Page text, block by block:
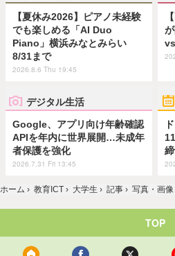
【夏休み2026】ピアノ未経験
でも楽しめる「AI Duo
Piano」横浜みなとみらい
8/31まで
2026.8.6 Thu 19:45
デジタル生活
Google、アプリ向け年齢確認
APIを年内に世界展開…未成年
者保護を強化
2026.7.31 Fri 13:45
ホーム › 教育ICT › 大学生 › 記事 › 写真・画像
TOP